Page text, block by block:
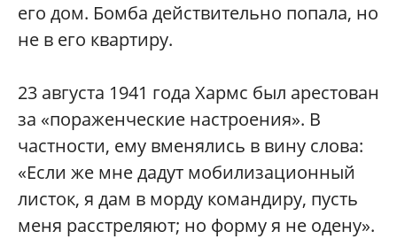
его дом. Бомба действительно попала, но
не в его квартиру.
23 августа 1941 года Хармс был арестован
за «пораженческие настроения». В
частности, ему вменялись в вину слова:
«Если же мне дадут мобилизационный
листок, я дам в морду командиру, пусть
меня расстреляют; но форму я не одену».